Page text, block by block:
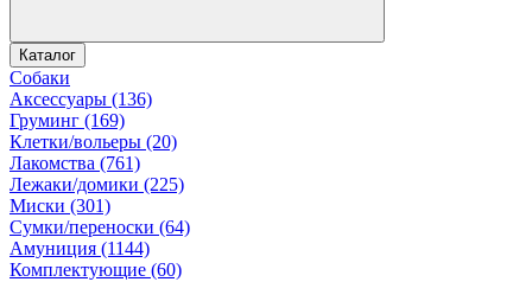
Каталог
Собаки
Аксессуары (136)
Груминг (169)
Клетки/вольеры (20)
Лакомства (761)
Лежаки/домики (225)
Миски (301)
Сумки/переноски (64)
Амуниция (1144)
Комплектующие (60)